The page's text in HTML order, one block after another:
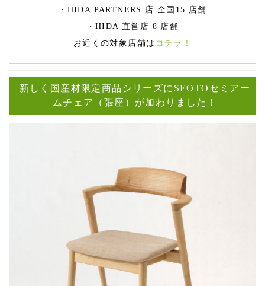
・HIDA PARTNERS 店 全国15 店舗
・HIDA 直営店 8 店舗
お近くの対象店舗は コチラ！
新しく国産材限定商品シリーズにSEOTOセミアー
ムチェア（張座）が加わりました！